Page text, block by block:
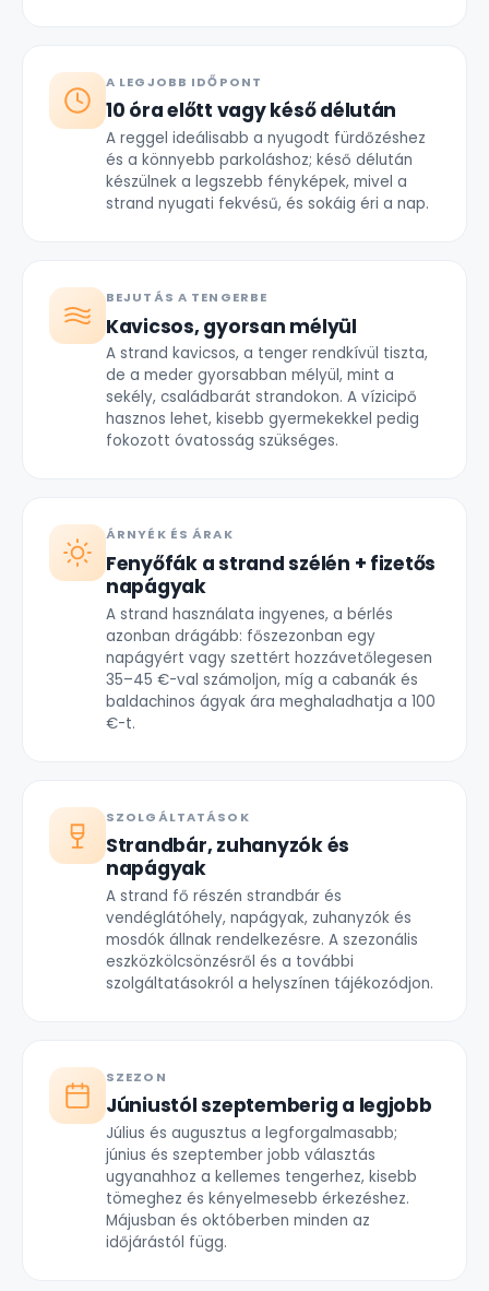
A LEGJOBB IDŐPONT
10 óra előtt vagy késő délután
A reggel ideálisabb a nyugodt fürdőzéshez
és a könnyebb parkoláshoz; késő délután
készülnek a legszebb fényképek, mivel a
strand nyugati fekvésű, és sokáig éri a nap.
BEJUTÁS A TENGERBE
Kavicsos, gyorsan mélyül
A strand kavicsos, a tenger rendkívül tiszta,
de a meder gyorsabban mélyül, mint a
sekély, családbarát strandokon. A vízicipő
hasznos lehet, kisebb gyermekekkel pedig
fokozott óvatosság szükséges.
ÁRNYÉK ÉS ÁRAK
Fenyőfák a strand szélén + fizetős
napágyak
A strand használata ingyenes, a bérlés
azonban drágább: főszezonban egy
napágyért vagy szettért hozzávetőlegesen
35–45 €-val számoljon, míg a cabanák és
baldachinos ágyak ára meghaladhatja a 100
€-t.
SZOLGÁLTATÁSOK
Strandbár, zuhanyzók és
napágyak
A strand fő részén strandbár és
vendéglátóhely, napágyak, zuhanyzók és
mosdók állnak rendelkezésre. A szezonális
eszközkölcsönzésről és a további
szolgáltatásokról a helyszínen tájékozódjon.
SZEZON
Júniustól szeptemberig a legjobb
Július és augusztus a legforgalmasabb;
június és szeptember jobb választás
ugyanahhoz a kellemes tengerhez, kisebb
tömeghez és kényelmesebb érkezéshez.
Májusban és októberben minden az
időjárástól függ.